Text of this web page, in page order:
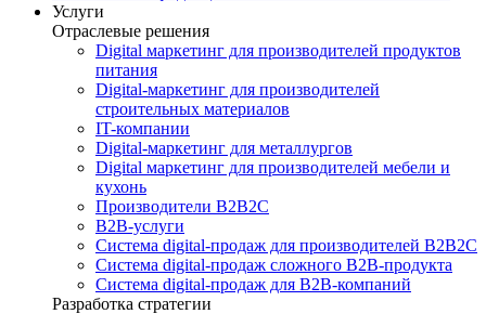
Услуги
Отраслевые решения
Digital маркетинг для производителей продуктов
питания
Digital-маркетинг для производителей
строительных материалов
IT-компании
Digital-маркетинг для металлургов
Digital маркетинг для производителей мебели и
кухонь
Производители B2B2C
B2B-услуги
Cистема digital-продаж для производителей B2B2C
Система digital-продаж сложного B2B-продукта
Система digital-продаж для B2B-компаний
Разработка стратегии